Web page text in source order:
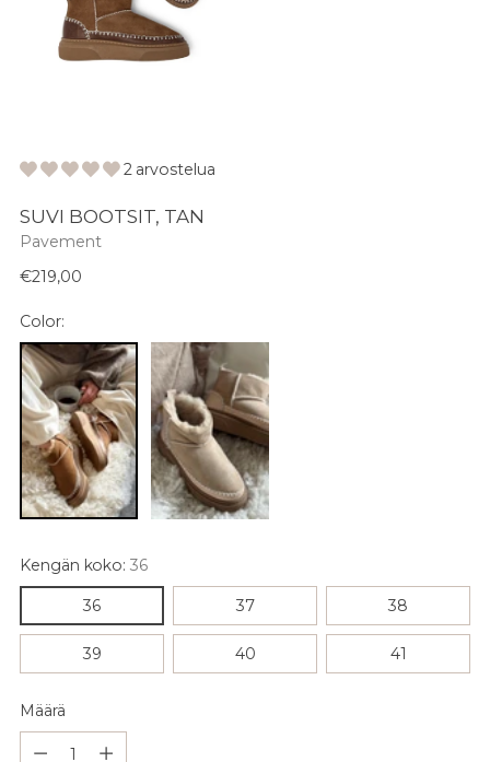
2 arvostelua
SUVI BOOTSIT, TAN
Pavement
Normaali
€219,00
Color:
Kengän koko:36
36 37 38
39 40 41
Määrä